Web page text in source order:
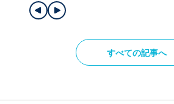
すべての記事へ